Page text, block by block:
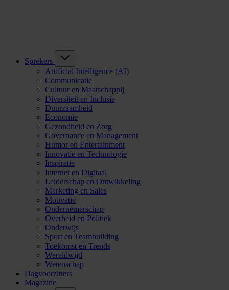
Sprekers
Artificial Intelligence (AI)
Communicatie
Cultuur en Maatschappij
Diversiteit en Inclusie
Duurzaamheid
Economie
Gezondheid en Zorg
Governance en Management
Humor en Entertainment
Innovatie en Technologie
Inspiratie
Internet en Digitaal
Leiderschap en Ontwikkeling
Marketing en Sales
Motivatie
Ondernemerschap
Overheid en Politiek
Onderwijs
Sport en Teambuilding
Toekomst en Trends
Wereldwijd
Wetenschap
Dagvoorzitters
Magazine